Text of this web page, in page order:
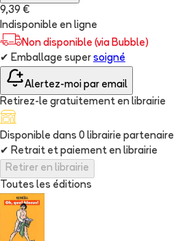
9,39 €
Indisponible en ligne
Non disponible (via Bubble)
✔ Emballage super soigné
Alertez-moi par email
Retirez-le gratuitement en librairie
Disponible dans 0 librairie partenaire
✔ Retrait et paiement en librairie
Retirer en librairie
Toutes les éditions